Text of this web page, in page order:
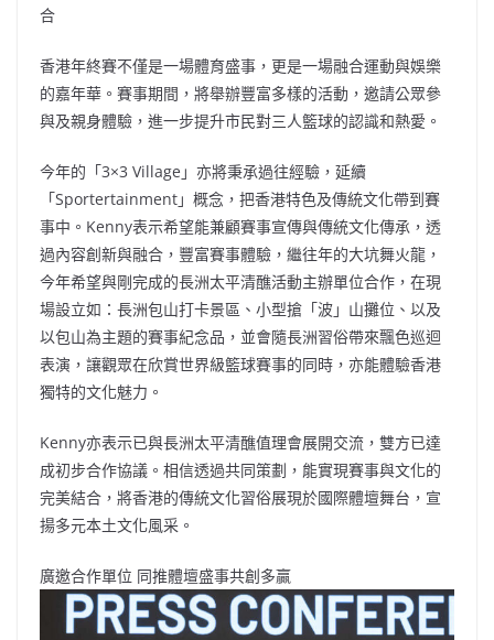
合
香港年終賽不僅是一場體育盛事，更是一場融合運動與娛樂
的嘉年華。賽事期間，將舉辦豐富多樣的活動，邀請公眾參
與及親身體驗，進一步提升市民對三人籃球的認識和熱愛。
今年的「3×3 Village」亦將秉承過往經驗，延續
「Sportertainment」概念，把香港特色及傳統文化帶到賽
事中。Kenny表示希望能兼顧賽事宣傳與傳統文化傳承，透
過內容創新與融合，豐富賽事體驗，繼往年的大坑舞火龍，
今年希望與剛完成的長洲太平清醮活動主辦單位合作，在現
場設立如：長洲包山打卡景區、小型搶「波」山攤位、以及
以包山為主題的賽事紀念品，並會隨長洲習俗帶來飄色巡迴
表演，讓觀眾在欣賞世界級籃球賽事的同時，亦能體驗香港
獨特的文化魅力。
Kenny亦表示已與長洲太平清醮值理會展開交流，雙方已達
成初步合作協議。相信透過共同策劃，能實現賽事與文化的
完美結合，將香港的傳統文化習俗展現於國際體壇舞台，宣
揚多元本土文化風采。
廣邀合作單位 同推體壇盛事共創多贏